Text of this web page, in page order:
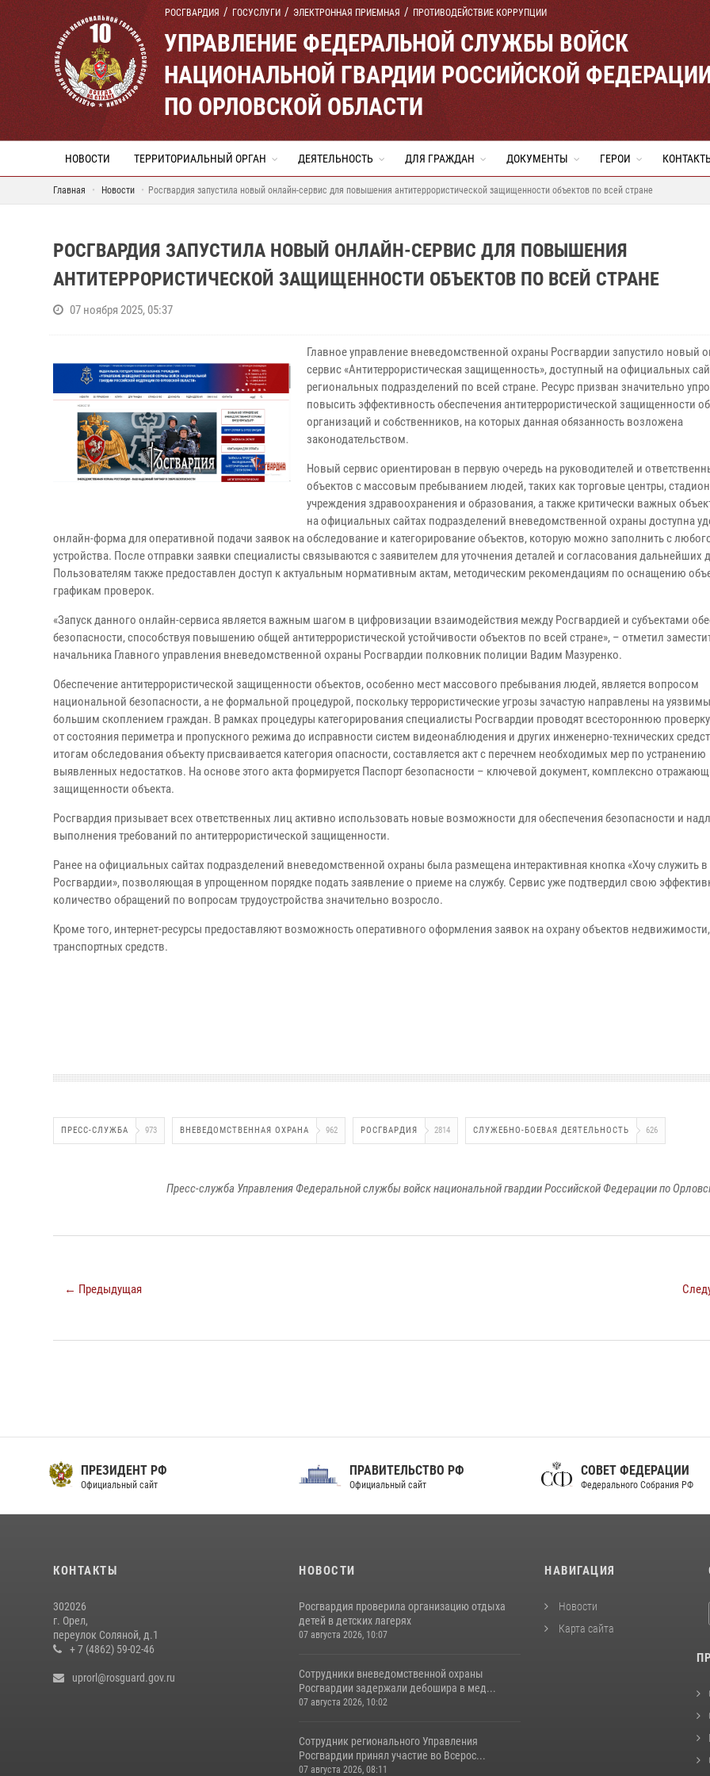
РОСГВАРДИЯ ГОСУСЛУГИ ЭЛЕКТРОННАЯ ПРИЕМНАЯ ПРОТИВОДЕЙСТВИЕ КОРРУПЦИИ
УПРАВЛЕНИЕ ФЕДЕРАЛЬНОЙ СЛУЖБЫ ВОЙСК
НАЦИОНАЛЬНОЙ ГВАРДИИ РОССИЙСКОЙ
ПО ОРЛОВСКОЙ ОБЛАСТИ
НОВОСТИ ТЕРРИТОРИАЛЬНЫЙ ОРГАН ДЕЯТЕЛЬНОСТЬ ДЛЯ ГРАЖДАН ДОКУМЕНТЫ ГЕРОИ
Главная Новости Росгвардия запустила новый онлайн-сервис для повышения антитеррористической защищенности объектов по всей стране
РОСГВАРДИЯ ЗАПУСТИЛА НОВЫЙ ОНЛАЙН-СЕРВИС ДЛЯ ПОВЫШЕНИЯ
АНТИТЕРРОРИСТИЧЕСКОЙ ЗАЩИЩЕННОСТИ ОБЪЕКТОВ ПО ВСЕЙ СТРАНЕ
07 ноября 2025, 05:37
Главное управление вневедомственной охраны Росгвардии запустило новый
сервис «Антитеррористическая защищенность», доступный на официальных
региональных подразделений по всей стране. Ресурс призван значительно
повысить эффективность обеспечения антитеррористической защищенности
организаций и собственников, на которых данная обязанность возложена
законодательством.
Новый сервис ориентирован в первую очередь на руководителей и
объектов c массовым пребыванием людей, таких как торговые центры,
учреждения здравоохранения и образования, а также критически важных
на официальных сайтах подразделений вневедомственной охраны доступна
онлайн-форма для оперативной подачи заявок на обследование и категорирование объектов, которую можно заполнить с
устройства. После отправки заявки специалисты связываются с заявителем для уточнения деталей и согласования дальнейших
Пользователям также предоставлен доступ к актуальным нормативным актам, методическим рекомендациям по оснащению
графикам проверок.
«Запуск данного онлайн-сервиса является важным шагом в цифровизации взаимодействия между Росгвардией и субъектами
безопасности, способствуя повышению общей антитеррористической устойчивости объектов по всей стране», – отметил
начальника Главного управления вневедомственной охраны Росгвардии полковник полиции Вадим Мазуренко.
Обеспечение антитеррористической защищенности объектов, особенно мест массового пребывания людей, является вопросом
национальной безопасности, а не формальной процедурой, поскольку террористические угрозы зачастую направлены на
большим скоплением граждан. В рамках процедуры категорирования специалисты Росгвардии проводят всестороннюю
от состояния периметра и пропускного режима до исправности систем видеонаблюдения и других инженерно-технических
итогам обследования объекту присваивается категория опасности, составляется акт с перечнем необходимых мер по устранению
выявленных недостатков. На основе этого акта формируется Паспорт безопасности – ключевой документ, комплексно
защищенности объекта.
Росгвардия призывает всех ответственных лиц активно использовать новые возможности для обеспечения безопасности и
выполнения требований по антитеррористической защищенности.
Ранее на официальных сайтах подразделений вневедомственной охраны была размещена интерактивная кнопка «Хочу служить в
Росгвардии», позволяющая в упрощенном порядке подать заявление о приеме на службу. Сервис уже подтвердил свою
количество обращений по вопросам трудоустройства значительно возросло.
Кроме того, интернет-ресурсы предоставляют возможность оперативного оформления заявок на охрану объектов недвижимости,
транспортных средств.
ПРЕСС-СЛУЖБА 973 ВНЕВЕДОМСТВЕННАЯ ОХРАНА 962 РОСГВАРДИЯ 2814 СЛУЖЕБНО-БОЕВАЯ ДЕЯТЕЛЬНОСТЬ 626
Пресс-служба Управления Федеральной службы войск национальной гвардии Российской Федерации по
← Предыдущая
ПРЕЗИДЕНТ РФ
Официальный сайт
ПРАВИТЕЛЬСТВО РФ
Официальный сайт
СОВЕТ ФЕДЕРАЦИИ
Федерального Собрания РФ
КОНТАКТЫ
302026
г. Орел,
переулок Соляной, д.1
+ 7 (4862) 59-02-46
uprorl@rosguard.gov.ru
НОВОСТИ
Росгвардия проверила организацию отдыха
детей в детских лагерях
07 августа 2026, 10:07
Сотрудники вневедомственной охраны
Росгвардии задержали дебошира в мед...
07 августа 2026, 10:02
Сотрудник регионального Управления
Росгвардии принял участие во Всерос...
07 августа 2026, 08:11
НАВИГАЦИЯ
Новости
Карта сайта